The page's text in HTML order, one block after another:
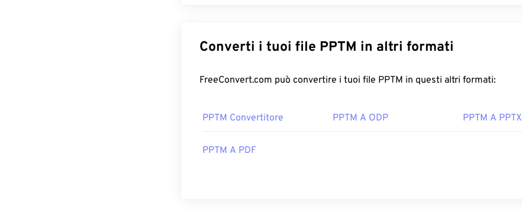
Converti i tuoi file PPTM in altri formati
FreeConvert.com può convertire i tuoi file PPTM in questi altri formati:
PPTM Convertitore PPTM A ODP PPTM A PPTX
PPTM A PDF